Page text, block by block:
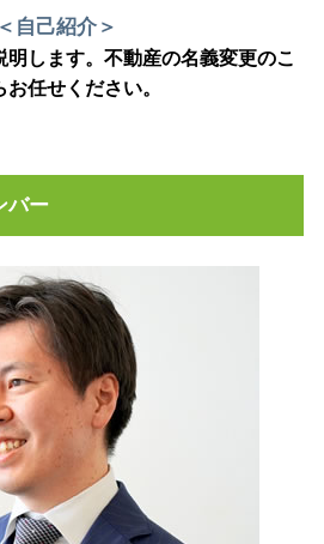
＜自己紹介＞
します。不動産の名義変更のこ
お任せください。
バー